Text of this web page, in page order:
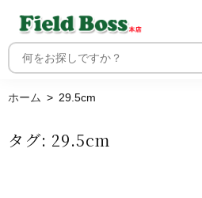
ホーム
ホーム 29.5cm
タグ: 29.5cm